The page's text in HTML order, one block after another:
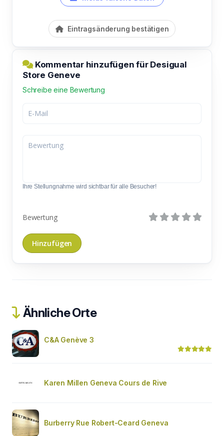
Eintragsänderung bestätigen
Kommentar hinzufügen für Desigual
Store Geneve
Schreibe eine Bewertung
Ihre Stellungnahme wird sichtbar für alle Besucher!
Bewertung
Ähnliche Orte
C&A Genève 3
Karen Millen Geneva Cours de Rive
Burberry Rue Robert-Ceard Geneva